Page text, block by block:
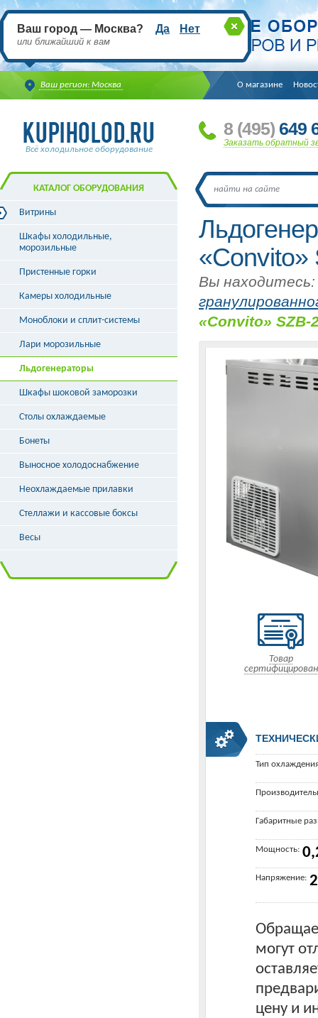
Ваш регион: Москва
Ваш город — Москва? Да Нет
или ближайший к вам
О магазине
Всё холодильное оборудование
8 (495) 649
Заказать обратный
«Convito»
Вы находитесь:
«Convito» SZB-
Товар
сертифицирован
Тип
Габаритные
Мощность:
Напряжение:
могут
цену и
КАТАЛОГ ОБОРУДОВАНИЯ
Витрины
Витрины холодильные
Витрины морозильные
Витрины кондитерские
Витрины угловые
Витрины «рыба на льду»
Шкафы холодильные,
морозильные
Пристенные горки
Камеры холодильные
Моноблоки и сплит-системы
Лари морозильные
Льдогенераторы
Шкафы шоковой заморозки
Столы охлаждаемые
Бонеты
Выносное холодоснабжение
Неохлаждаемые прилавки
Стеллажи и кассовые боксы
Весы